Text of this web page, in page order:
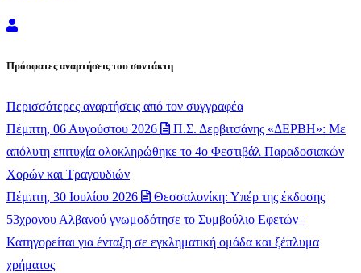
Newsroom
Πρόσφατες αναρτήσεις του συντάκτη
Περισσότερες αναρτήσεις από τον συγγραφέα
Πέμπτη, 06 Αυγούστου 2026
Π.Σ. Δερβιτσάνης «ΔΕΡΒΗ»: Με
απόλυτη επιτυχία ολοκληρώθηκε το 4ο Φεστιβάλ Παραδοσιακών
Χορών και Τραγουδιών
Πέμπτη, 30 Ιουλίου 2026
Θεσσαλονίκη: Υπέρ της έκδοσης
53χρονου Αλβανού γνωμοδότησε το Συμβούλιο Εφετών–
Κατηγορείται για ένταξη σε εγκληματική ομάδα και ξέπλυμα
χρήματος